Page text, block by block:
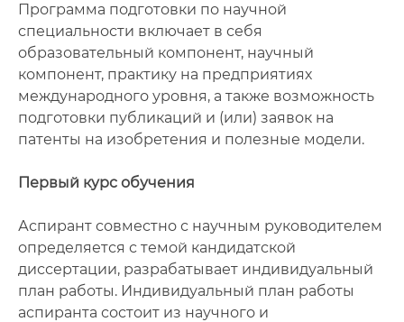
Программа подготовки по научной
специальности включает в себя
образовательный компонент, научный
компонент, практику на предприятиях
международного уровня, а также возможность
подготовки публикаций и (или) заявок на
патенты на изобретения и полезные модели.
Первый курс обучения
Аспирант совместно с научным руководителем
определяется с темой кандидатской
диссертации, разрабатывает индивидуальный
план работы. Индивидуальный план работы
аспиранта состоит из научного и